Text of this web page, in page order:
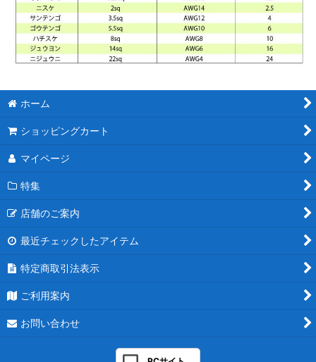
ホーム
ショッピングカート
マイページ
特集
店舗のご案内
最近チェックしたアイテム
特定商取引法表示
ご利用案内
お問い合わせ